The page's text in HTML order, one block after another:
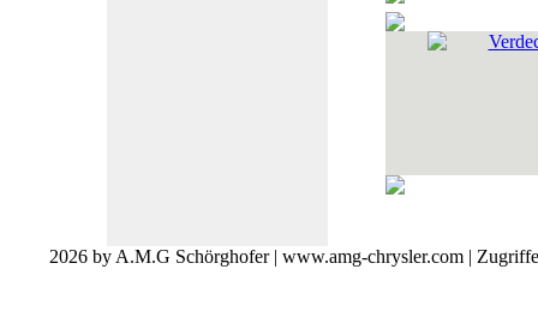
2026 by A.M.G Schörghofer | www.amg-chrysler.com |